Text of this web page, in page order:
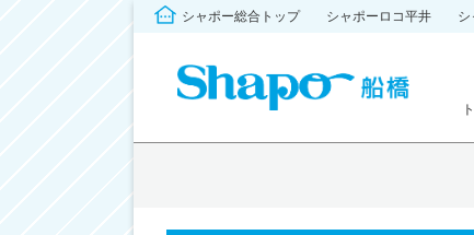
シャポー総合トップ シャポーロコ平井 シ